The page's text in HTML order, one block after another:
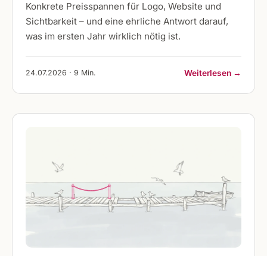
Konkrete Preisspannen für Logo, Website und
Sichtbarkeit – und eine ehrliche Antwort darauf,
was im ersten Jahr wirklich nötig ist.
24.07.2026 · 9 Min. Weiterlesen →